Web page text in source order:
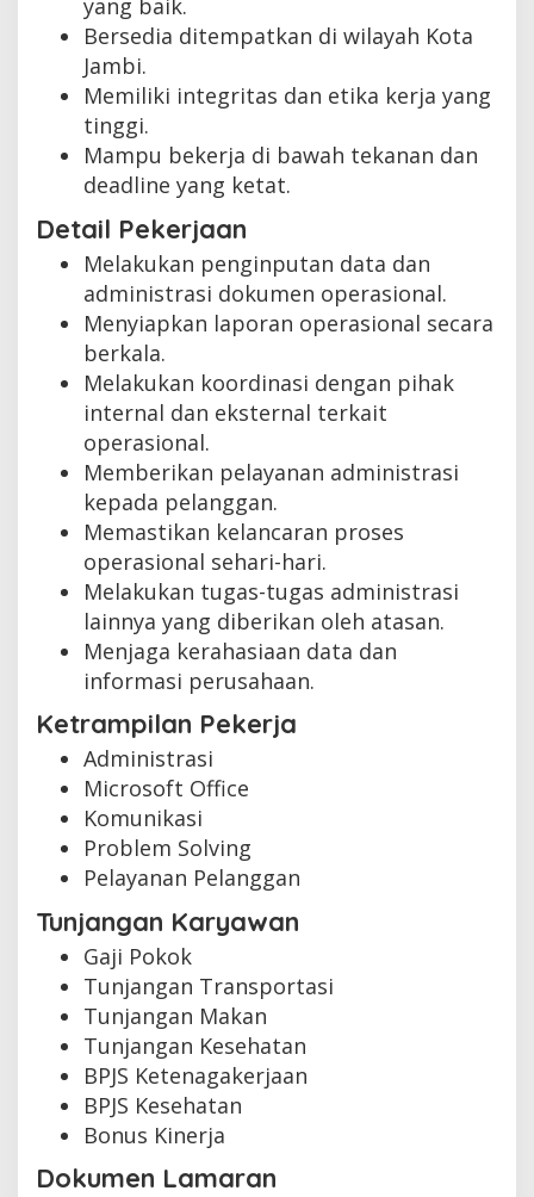
yang baik.
Bersedia ditempatkan di wilayah Kota
Jambi.
Memiliki integritas dan etika kerja yang
tinggi.
Mampu bekerja di bawah tekanan dan
deadline yang ketat.
Detail Pekerjaan
Melakukan penginputan data dan
administrasi dokumen operasional.
Menyiapkan laporan operasional secara
berkala.
Melakukan koordinasi dengan pihak
internal dan eksternal terkait
operasional.
Memberikan pelayanan administrasi
kepada pelanggan.
Memastikan kelancaran proses
operasional sehari-hari.
Melakukan tugas-tugas administrasi
lainnya yang diberikan oleh atasan.
Menjaga kerahasiaan data dan
informasi perusahaan.
Ketrampilan Pekerja
Administrasi
Microsoft Office
Komunikasi
Problem Solving
Pelayanan Pelanggan
Tunjangan Karyawan
Gaji Pokok
Tunjangan Transportasi
Tunjangan Makan
Tunjangan Kesehatan
BPJS Ketenagakerjaan
BPJS Kesehatan
Bonus Kinerja
Dokumen Lamaran